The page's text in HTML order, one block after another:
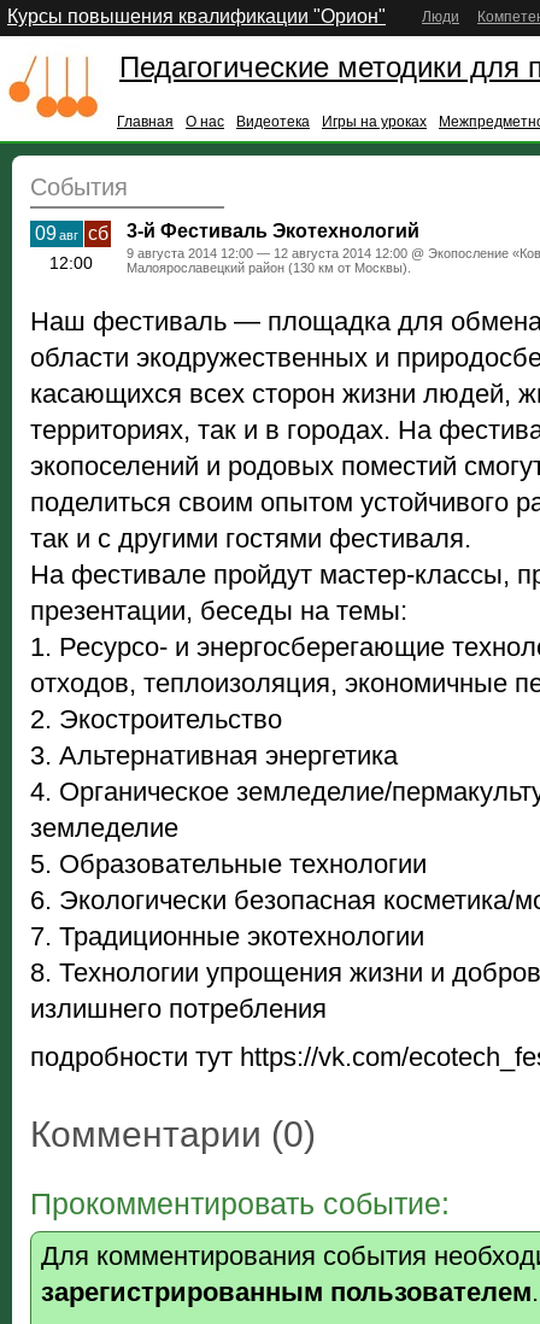
Курсы повышения квалификации "Орион" Люди
Педагогические методики для
Главная О нас Видеотека Игры на уроках
События
09авг сб
12:00
3-й Фестиваль Экотехнологий
9 августа 2014 12:00 — 12 августа 2014 12:00 @ Экопосление
Малоярославецкий район (130 км от Москвы).
Наш фестиваль — площадка для обмена
области экодружественных и
касающихся всех сторон жизни людей,
территориях, так и в городах. На
экопоселений и родовых поместий
поделиться своим опытом устойчивого
так и с другими гостями фестиваля.
На фестивале пройдут мастер-классы,
презентации, беседы на темы:
1. Ресурсо- и энергосберегающие
отходов, теплоизоляция, экономичные
2. Экостроительство
3. Альтернативная энергетика
4. Органическое земледелие/
земледелие
5. Образовательные технологии
6. Экологически безопасная косметика/
7. Традиционные экотехнологии
8. Технологии упрощения жизни и
излишнего потребления
подробности тут https://vk.com/
Комментарии (0)
Прокомментировать событие:
Для комментирования события
зарегистрированным пользователем.